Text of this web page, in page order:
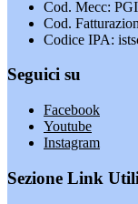
Cod. Mecc:
Cod.
Codice IPA:
Seguici su
Facebook
Youtube
Instagram
Sezione Link Utili